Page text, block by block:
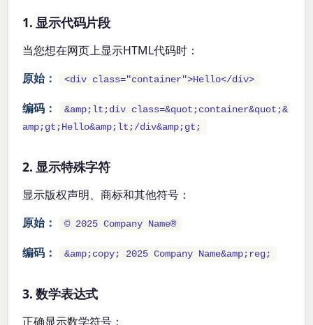
1. 显示代码片段
当您想在网页上显示HTML代码时：
原始：
<div class="container">Hello</div>
编码：
&amp;lt;div class=&quot;container&quot;&
amp;gt;Hello&amp;lt;/div&amp;gt;
2. 显示特殊字符
显示版权声明、商标和其他符号：
原始：
© 2025 Company Name®
编码： &amp;copy; 2025 Company Name&amp;reg;
3. 数学表达式
正确显示数学符号：